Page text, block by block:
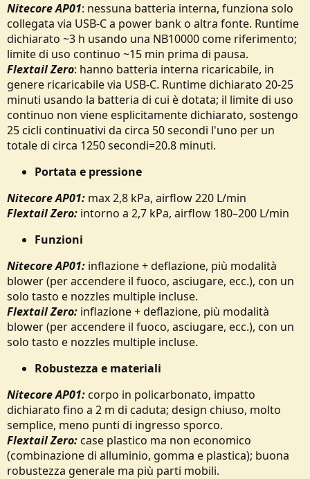
Nitecore AP01: nessuna batteria interna, funziona solo
collegata via USB‑C a power bank o altra fonte. Runtime
dichiarato ~3 h usando una NB10000 come riferimento;
limite di uso continuo ~15 min prima di pausa.
Flextail Zero: hanno batteria interna ricaricabile, in
genere ricaricabile via USB‑C. Runtime dichiarato 20-25
minuti usando la batteria di cui è dotata; il limite di uso
continuo non viene esplicitamente dichiarato, sostengo
25 cicli continuativi da circa 50 secondi l'uno per un
totale di circa 1250 secondi=20.8 minuti.
Portata e pressione
Nitecore AP01: max 2,8 kPa, airflow 220 L/min
Flextail Zero: intorno a 2,7 kPa, airflow 180–200 L/min
Funzioni
Nitecore AP01: inflazione + deflazione, più modalità
blower (per accendere il fuoco, asciugare, ecc.), con un
solo tasto e nozzles multiple incluse.
Flextail Zero: inflazione + deflazione, più modalità
blower (per accendere il fuoco, asciugare, ecc.), con un
solo tasto e nozzles multiple incluse.
Robustezza e materiali
Nitecore AP01:corpo in policarbonato, impatto
dichiarato fino a 2 m di caduta; design chiuso, molto
semplice, meno punti di ingresso sporco.
Flextail Zero:case plastico ma non economico
(combinazione di alluminio, gomma e plastica); buona
robustezza generale ma più parti mobili.